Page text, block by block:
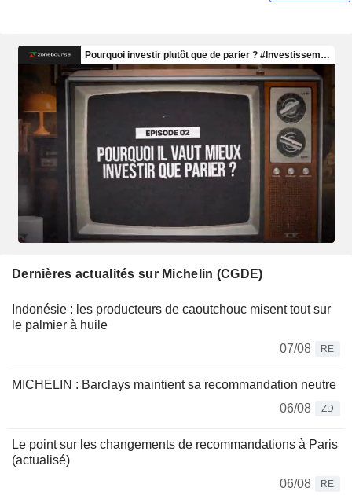
Dernières actualités sur Michelin (CGDE)
Indonésie : les producteurs de caoutchouc misent tout sur
le palmier à huile
07/08
RE
MICHELIN : Barclays maintient sa recommandation neutre
06/08
ZD
Le point sur les changements de recommandations à Paris
(actualisé)
06/08
RE